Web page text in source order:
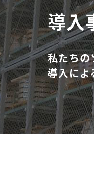
導入
私たちの
導入によ